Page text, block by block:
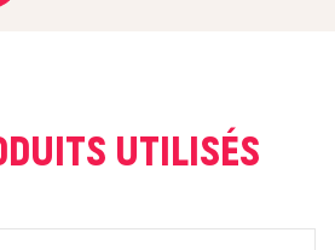
UTILISÉS